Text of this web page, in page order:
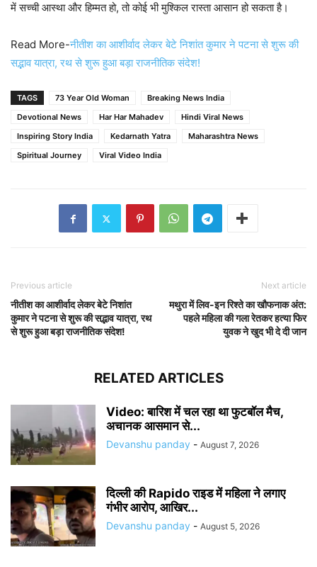
में सच्ची आस्था और हिम्मत हो, तो कोई भी मुश्किल रास्ता आसान हो सकता है।
Read More-नीतीश का आशीर्वाद लेकर बेटे निशांत कुमार ने पटना से शुरू की
सद्भाव यात्रा, रथ से शुरू हुआ बड़ा राजनीतिक संदेश!
TAGS 73 Year Old Woman
Breaking News India
Devotional News
Har Har Mahadev
Hindi Viral News
Inspiring Story India
Kedarnath Yatra
Maharashtra News
Spiritual Journey
Viral Video India
Previous article
नीतीश का आशीर्वाद लेकर बेटे निशांत
कुमार ने पटना से शुरू की सद्भाव यात्रा, रथ
से शुरू हुआ बड़ा राजनीतिक संदेश!
Next article
मथुरा में लिव-इन रिश्ते का खौफनाक अंत:
पहले महिला की गला रेतकर हत्या फिर
युवक ने खुद भी दे दी जान
RELATED ARTICLES
Video: बारिश में चल रहा था फुटबॉल मैच,
अचानक आसमान से...
Devanshu panday - August 7, 2026
दिल्ली की Rapido राइड में महिला ने लगाए
गंभीर आरोप, आखिर...
Devanshu panday - August 5, 2026